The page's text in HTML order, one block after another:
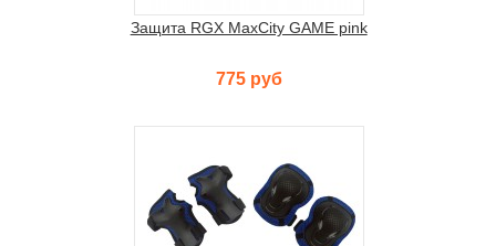
Защита RGX MaxCity GAME pink
775 руб